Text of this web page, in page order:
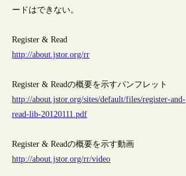
ードはできない。
Register & Read
http://about.jstor.org/rr
Register & Readの概要を示すパンフレット
http://about.jstor.org/sites/default/files/register-and-
read-lib-20120111.pdf
Register & Readの概要を示す動画
http://about.jstor.org/rr/video